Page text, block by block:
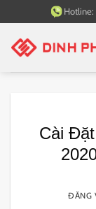
qua
nội
Hotline:
Cài
ĐĂNG